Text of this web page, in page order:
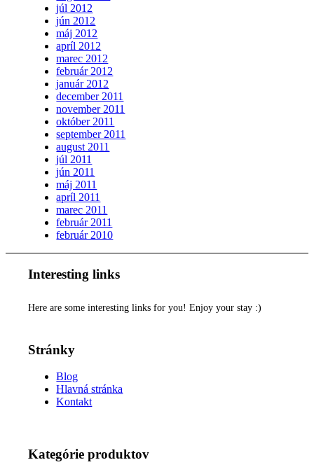
júl 2012
jún 2012
máj 2012
apríl 2012
marec 2012
február 2012
január 2012
december 2011
november 2011
október 2011
september 2011
august 2011
júl 2011
jún 2011
máj 2011
apríl 2011
marec 2011
február 2011
február 2010
Interesting links
Here are some interesting links for you! Enjoy your stay :)
Stránky
Blog
Hlavná stránka
Kontakt
Kategórie produktov